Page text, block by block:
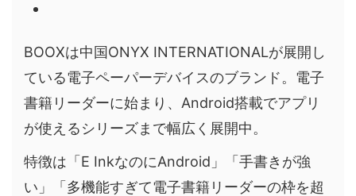
BOOXは中国ONYX INTERNATIONALが展開し
ている電子ペーパーデバイスのブランド。電子
書籍リーダーに始まり、Android搭載でアプリ
が使えるシリーズまで幅広く展開中。
特徴は「E InkなのにAndroid」「手書きが強
い」「多機能すぎて電子書籍リーダーの枠を超